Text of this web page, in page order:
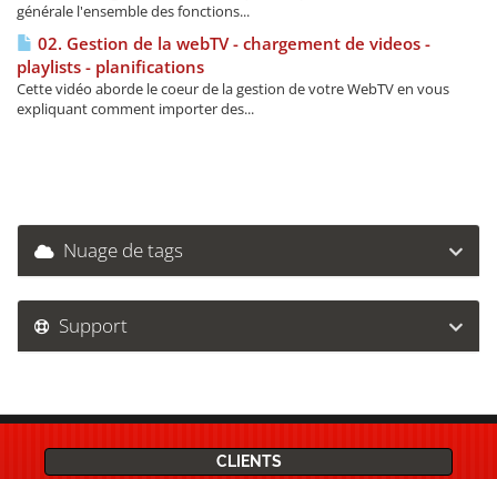
générale l'ensemble des fonctions...
02. Gestion de la webTV - chargement de videos -
playlists - planifications
Cette vidéo aborde le coeur de la gestion de votre WebTV en vous
expliquant comment importer des...
Nuage de tags
Support
CLIENTS